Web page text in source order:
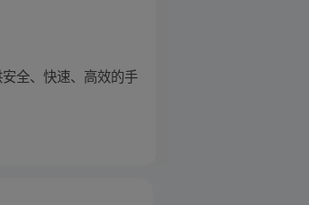
全、快速、高效的手